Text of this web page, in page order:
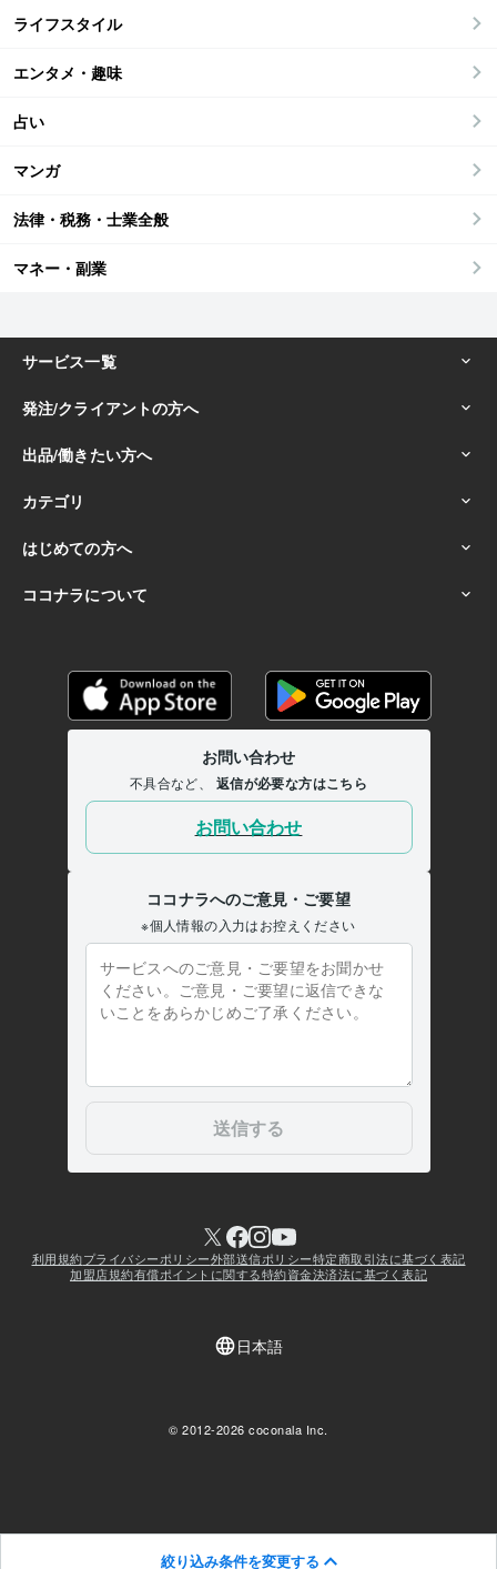
絞り込み条件を変更する
ライフスタイル
エンタメ・趣味
占い
マンガ
法律・税務・士業全般
マネー・副業